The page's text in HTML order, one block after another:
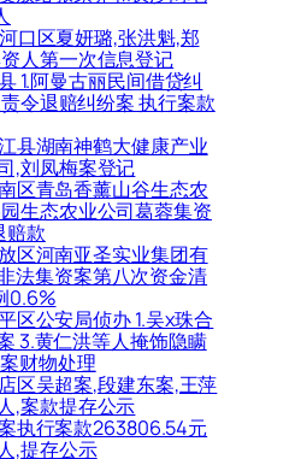
口区夏妍璐,张洪魁,郑
人第一次信息登记
1.阿曼古丽民间借贷纠
令退赔纠纷案 执行案款
县湖南神鹤大健康产业
,刘凤梅案登记
区青岛香薰山谷生态农
生态农业公司葛蓉集资
赔款
区河南亚圣实业集团有
法集资案第八次资金清
0.6%
区公安局侦办 1.吴x珠合
3.黄仁洪等人掩饰隐瞒
财物处理
区吴超案,段建东案,王萍
,案款提存公示
执行案款263806.54元
,提存公示